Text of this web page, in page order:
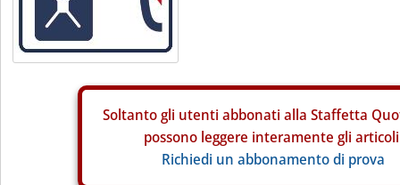
Soltanto gli utenti abbonati alla Staffetta
possono leggere interamente gli
Richiedi un abbonamento di prova